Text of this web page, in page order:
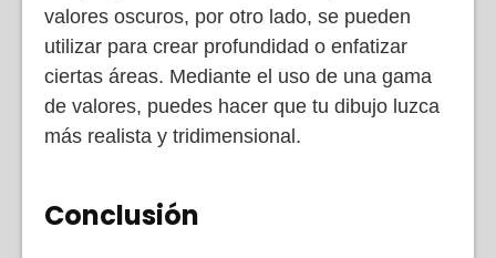
valores oscuros, por otro lado, se pueden
utilizar para crear profundidad o enfatizar
ciertas áreas. Mediante el uso de una gama
de valores, puedes hacer que tu dibujo luzca
más realista y tridimensional.
Conclusión